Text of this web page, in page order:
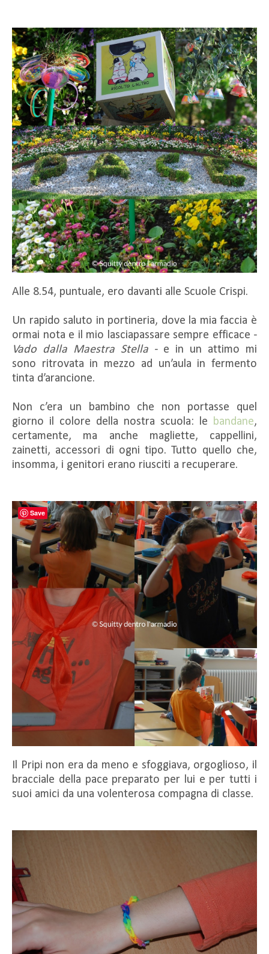
Alle 8.54, puntuale, ero davanti alle Scuole Crispi.
Un rapido saluto in portineria, dove la mia faccia è
ormai nota e il mio lasciapassare sempre efficace -
Vado dalla Maestra Stella- e in un attimo mi
sono ritrovata in mezzo ad un’aula in fermento
tinta d’arancione.
Non c’era un bambino che non portasse quel
giorno il colore della nostra scuola: le bandane,
certamente, ma anche magliette, cappellini,
zainetti, accessori di ogni tipo. Tutto quello che,
insomma, i genitori erano riusciti a recuperare.
Il Pripi non era da meno e sfoggiava, orgoglioso, il
bracciale della pace preparato per lui e per tutti i
suoi amici da una volenterosa compagna di classe.
Save